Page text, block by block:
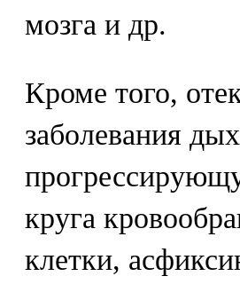
мозга и др.
Кроме того,
заболевания
круга
клетки,